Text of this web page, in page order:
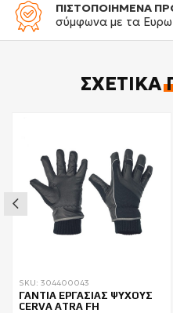
ΠΙΣΤΟΠΟΙΗΜΕΝΑ
σύμφωνα με τα
ΣΧΕΤΙΚΆ
SKU: 304400043
ΓΑΝΤΙΑ ΕΡΓΑΣΙΑΣ ΨΥΧΟΥΣ
CERVA ATRA FH